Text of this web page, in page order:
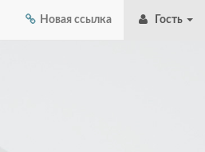
Новая ссылка Гость